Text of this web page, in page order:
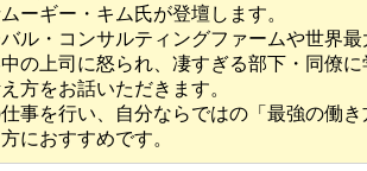
ーギー・キム氏が登壇します。
バル・コンサルティングファームや世界
の上司に怒られ、凄すぎる部下・同僚
方をお話いただきます。
仕事を行い、自分ならではの「最強の働
におすすめです。